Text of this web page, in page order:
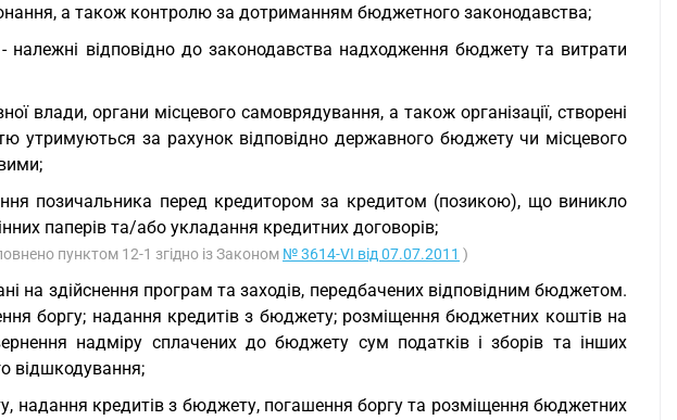
а також контролю за дотриманням бюджетного законодавства;
відповідно до законодавства надходження бюджету та витрати
влади, органи місцевого самоврядування, а також організації, створені
утримуються за рахунок відповідно державного бюджету чи місцевого
позичальника перед кредитором за кредитом (позикою), що виникло
паперів та/або укладання кредитних договорів;
пунктом 12-1 згідно із Законом № 3614-VI від 07.07.2011 )
на здійснення програм та заходів, передбачених відповідним бюджетом.
боргу; надання кредитів з бюджету; розміщення бюджетних коштів на
надміру сплачених до бюджету сум податків і зборів та інших
відшкодування;
надання кредитів з бюджету, погашення боргу та розміщення бюджетних